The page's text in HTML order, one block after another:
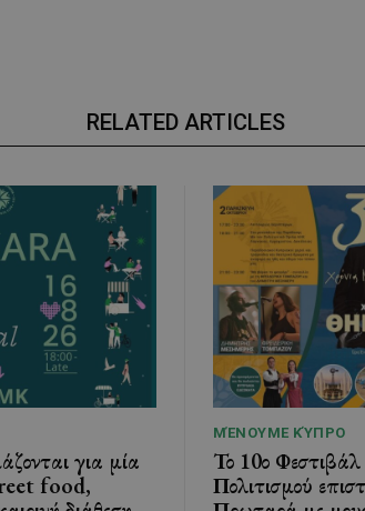
RELATED ARTICLES
για μία
food,
ΜΈΝΟΥΜΕ ΚΎΠΡΟ
Το 10ο
Πολιτισμού